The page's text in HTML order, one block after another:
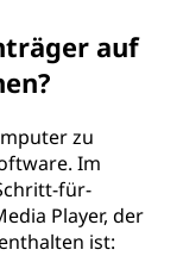
auf
zu
Im
für-
Player, der
ist: